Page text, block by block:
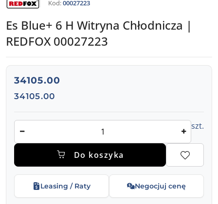
PRODUCENTA:Kod:00027223
Es Blue+ 6 H Witryna Chłodnicza |
REDFOX 00027223
cena:
34105.00
Cena:
34105.00
Ilość szt.
Do koszyka
Leasing / Raty Negocjuj cenę